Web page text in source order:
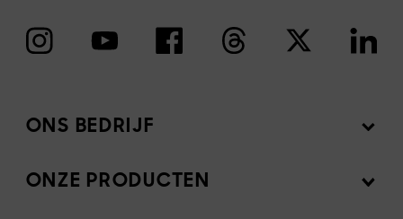
ONS BEDRIJF
Missie
ONZE PRODUCTEN